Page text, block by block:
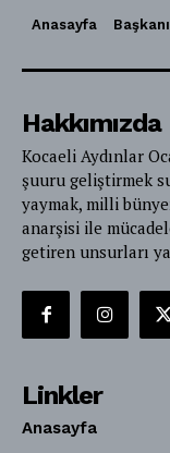
Anasayfa
Hakkımızda
Kocaeli Aydınlar
şuuru geliştirmek
yaymak, milli
anarşisi ile
getiren unsurları
Linkler
Anasayfa